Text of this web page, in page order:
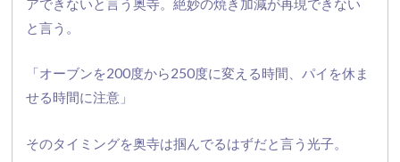
と言う。
「オーブンを200度から250度に変える時間、パイを休ま
せる時間に注意」
そのタイミングを奥寺は掴んでるはずだと言う光子。